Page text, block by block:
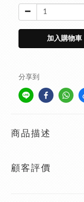
加入購物車
分享到
商品描述
顧客評價